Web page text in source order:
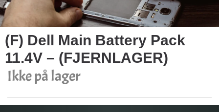
(F) Dell Main Battery Pack
11.4V – (FJERNLAGER)
Ikke på lager